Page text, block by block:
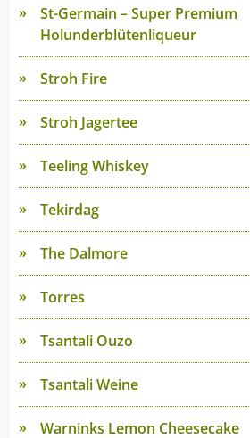
St-Germain – Super Premium
Holunderblütenliqueur
Stroh Fire
Stroh Jagertee
Teeling Whiskey
Tekirdag
The Dalmore
Torres
Tsantali Ouzo
Tsantali Weine
Warninks Lemon Cheesecake